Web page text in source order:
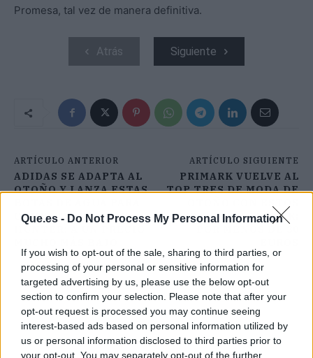
Que.es - Do Not Process My Personal Information
If you wish to opt-out of the sale, sharing to third parties, or
processing of your personal or sensitive information for
targeted advertising by us, please use the below opt-out
section to confirm your selection. Please note that after your
opt-out request is processed you may continue seeing
interest-based ads based on personal information utilized by
us or personal information disclosed to third parties prior to
your opt-out. You may separately opt-out of the further
Promesa, tal vez de manera definitiva.
Atrás Siguiente
ARTÍCULO ANTERIOR
ADIDAS SE ADAPTA AL
OTOÑO Y LANZA ESTAS
COMPETIR CON LAS
ARTÍCULO SIGUIENTE
PRIMARK VUELVE AL
TOP TRES DE MODA DE
VESTIDOS DE MUJER: